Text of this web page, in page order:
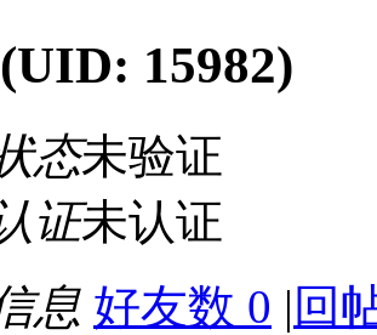
(UID: 15982)
态未验证
证未认证
息 好友数 0 | 回